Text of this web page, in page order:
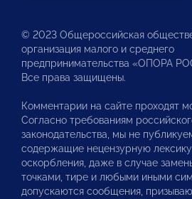
© 2023 Общероссийская
организация малого и среднего
предпринимательства «ОПОРА
Все права защищены.
Комментарии на сайте проходят
Согласно требованиям
законодательства, мы не
содержащие нецензурную
оскорбления, даже в случае
точками, тире и любыми иными
допускаются сообщения,